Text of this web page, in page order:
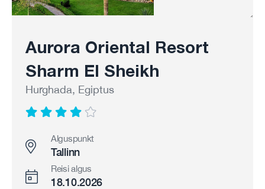
Aurora Oriental Resort
Sharm El Sheikh
Hurghada, Egiptus
Alguspunkt
Tallinn
Reisi algus
18.10.2026